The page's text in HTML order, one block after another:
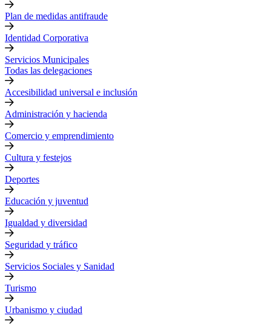
Plan de medidas antifraude
Identidad Corporativa
Servicios Municipales
Todas las delegaciones
Accesibilidad universal e inclusión
Administración y hacienda
Comercio y emprendimiento
Cultura y festejos
Deportes
Educación y juventud
Igualdad y diversidad
Seguridad y tráfico
Servicios Sociales y Sanidad
Turismo
Urbanismo y ciudad